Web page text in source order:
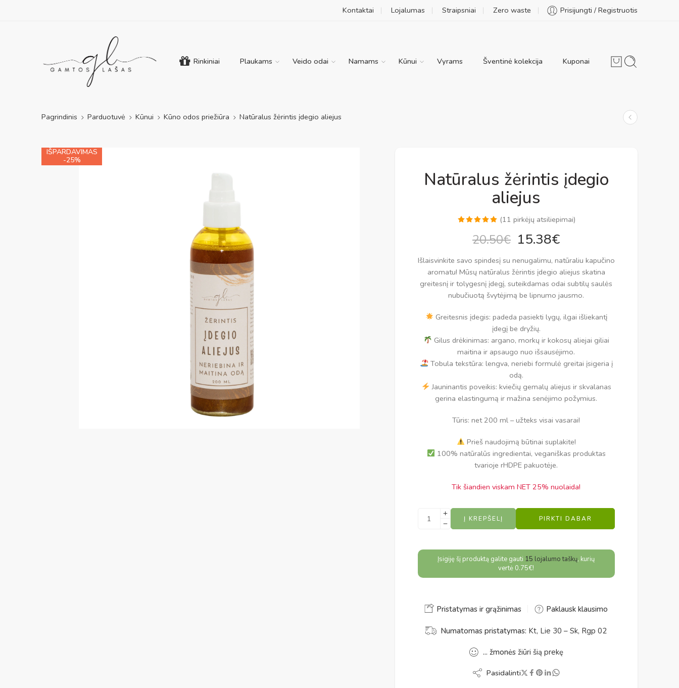
Kontaktai Lojalumas Straipsniai Zero waste Prisijungti / Registruotis
Rinkiniai Plaukams Veido odai Namams Kūnui Vyrams Šventinė kolekcija Kuponai
Pagrindinis Parduotuvė Kūnui Kūno odos priežiūra Natūralus žėrintis įdegio aliejus
IŠPARDAVIMAS
-25%
Natūralus žėrintis įdegio
aliejus
5.00iš 5
įvertinimų:
(11 pirkėjų atsiliepimai)
20.50€ 15.38€
Išlaisvinkite savo spindesį su nenugalimu, natūraliu kapučino
aromatu! Mūsų natūralus žėrintis įdegio aliejus skatina
greitesnį ir tolygesnį įdegį, suteikdamas odai subtilų saulės
nubučiuotą švytėjimą be lipnumo jausmo.
Greitesnis įdegis: padeda pasiekti lygų, ilgai išliekantį
įdegį be dryžių.
Gilus drėkinimas: argano, morkų ir kokosų aliejai giliai
maitina ir apsaugo nuo išsausėjimo.
Tobula tekstūra: lengva, neriebi formulė greitai įsigeria į
odą.
Jauninantis poveikis: kviečių gemalų aliejus ir skvalanas
gerina elastingumą ir mažina senėjimo požymius.
Tūris: net 200 ml – užteks visai vasarai!
Prieš naudojimą būtinai suplakite!
100% natūralūs ingredientai, veganiškas produktas
tvarioje rHDPE pakuotėje.
Tik šiandien viskam NET 25% nuolaida!
Į KREPŠELĮ PIRKTI DABAR
Alternative:
Įsigiję šį produktą galite gauti 15 lojalumo taškų, kurių
vertė 0.75€!
Pristatymas ir grąžinimas Paklausk klausimo
Numatomas pristatymas: Kt, Lie 30 – Sk, Rgp 02
... žmonės žiūri šią prekę
Pasidalinti